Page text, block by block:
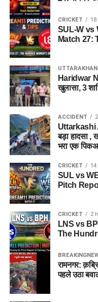
CRICKET
SUL-W vs
Match 27:
Haridwar
खुलासा, 3
ACCIDENT
Uttarkashi
बड़ा हादसा ,
भरा एक
CRICKET
SUL vs
Pitch
CRICKET 2
LNS vs
The
रामनगर:
पहले उठा